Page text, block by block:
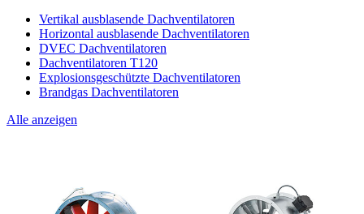
Vertikal ausblasende Dachventilatoren
Horizontal ausblasende Dachventilatoren
DVEC Dachventilatoren
Dachventilatoren T120
Explosionsgeschützte Dachventilatoren
Brandgas Dachventilatoren
Alle anzeigen